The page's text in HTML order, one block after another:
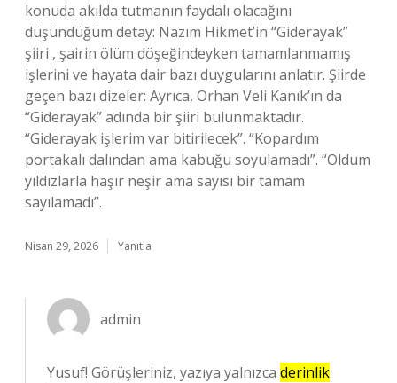
konuda akılda tutmanın faydalı olacağını
düşündüğüm detay: Nazım Hikmet’in “Giderayak”
şiiri , şairin ölüm döşeğindeyken tamamlanmamış
işlerini ve hayata dair bazı duygularını anlatır. Şiirde
geçen bazı dizeler: Ayrıca, Orhan Veli Kanık’ın da
“Giderayak” adında bir şiiri bulunmaktadır.
“Giderayak işlerim var bitirilecek”. “Kopardım
portakalı dalından ama kabuğu soyulamadı”. “Oldum
yıldızlarla haşır neşir ama sayısı bir tamam
sayılamadı”.
Nisan 29, 2026 Yanıtla
admin
Yusuf! Görüşleriniz, yazıya yalnızca derinlik